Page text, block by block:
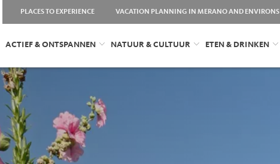
PLACES TO EXPERIENCE VACATION PLANNING IN MERANO AND ENVIRONS
ACTIEF & ONTSPANNEN NATUUR & CULTUUR ETEN & DRINKEN